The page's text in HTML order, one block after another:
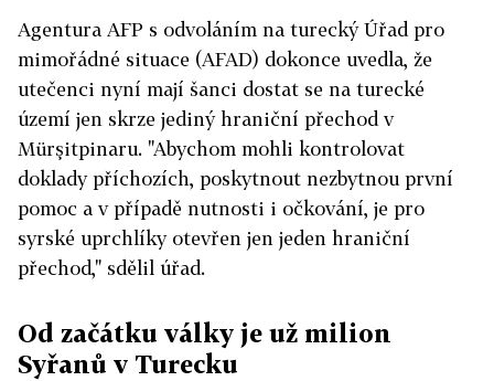
Agentura AFP s odvoláním na turecký Úřad pro
mimořádné situace (AFAD) dokonce uvedla, že
utečenci nyní mají šanci dostat se na turecké
území jen skrze jediný hraniční přechod v
Mürşitpinaru. "Abychom mohli kontrolovat
doklady příchozích, poskytnout nezbytnou první
pomoc a v případě nutnosti i očkování, je pro
syrské uprchlíky otevřen jen jeden hraniční
přechod," sdělil úřad.
Od začátku války je už milion
Syřanů v Turecku